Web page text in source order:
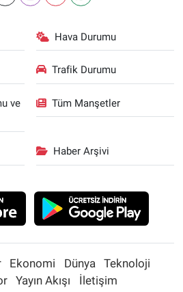
Hava Durumu
Trafik Durumu
ve
Tüm Manşetler
Haber Arşivi
Ekonomi Dünya
Teknoloji
Yayın Akışı İletişim